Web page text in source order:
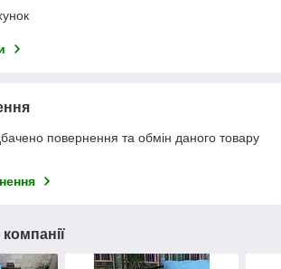
повернення та обмін даного товару